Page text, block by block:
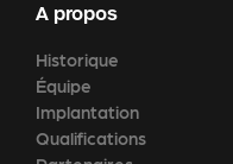
A propos
Historique
Équipe
Implantation
Qualifications